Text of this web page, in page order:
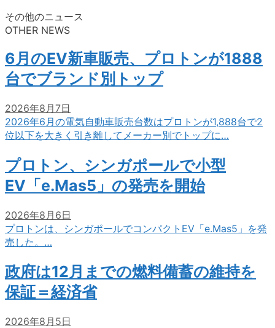
その他のニュース
OTHER NEWS
6月のEV新車販売、プロトンが1888
台でブランド別トップ
2026年8月7日
2026年6月の電気自動車販売台数はプロトンが1,888台で2
位以下を大きく引き離してメーカー別でトップに…
プロトン、シンガポールで小型
EV「e.Mas5」の発売を開始
2026年8月6日
プロトンは、シンガポールでコンパクトEV「e.Mas5」を発
売した。…
政府は12月までの燃料備蓄の維持を
保証＝経済省
2026年8月5日